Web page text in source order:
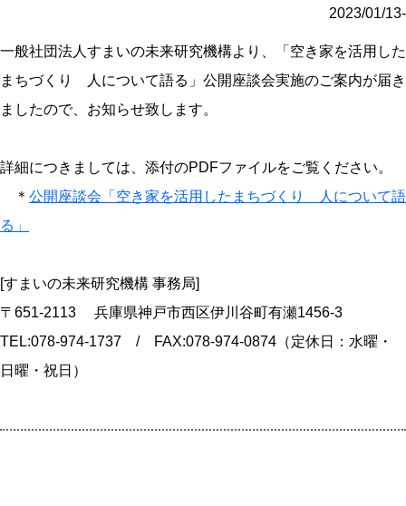
2023/01/13-
一般社団法人すまいの未来研究機構より、「空き家を活用した
まちづくり 人について語る」公開座談会実施のご案内が届き
ましたので、お知らせ致します。
詳細につきましては、添付のPDFファイルをご覧ください。
＊ 公開座談会「空き家を活用したまちづくり 人について語
る」
[すまいの未来研究機構 事務局]
〒651-2113 兵庫県神戸市西区伊川谷町有瀬1456-3
TEL:078-974-1737 / FAX:078-974-0874（定休日：水曜・
日曜・祝日）